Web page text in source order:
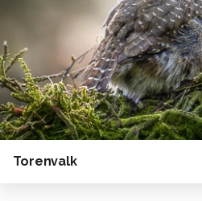
Torenvalk